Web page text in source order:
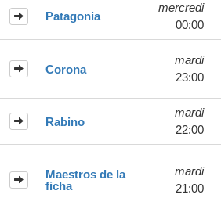
Patagonia
mercredi
00:00
Corona
mardi
23:00
Rabino
mardi
22:00
Maestros de la
ficha
mardi
21:00